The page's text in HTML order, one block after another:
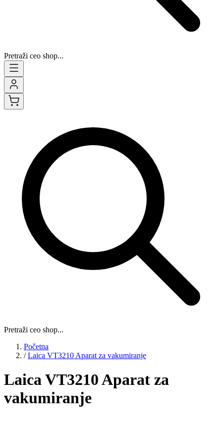
Pretraži ceo shop...
Pretraži ceo shop...
Početna
/ Laica VT3210 Aparat za vakumiranje
Laica VT3210 Aparat za
vakumiranje